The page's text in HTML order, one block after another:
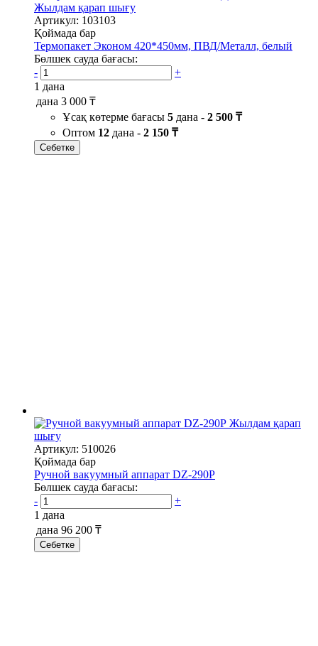
Жылдам қарап шығу
Артикул: 103103
Қоймада бар
Термопакет Эконом 420*450мм, ПВД/Металл, белый
Бөлшек сауда бағасы:
-
+
1 дана
дана 3 000 ₸
Ұсақ көтерме бағасы 5 дана - 2 500 ₸
Оптом 12 дана - 2 150 ₸
Себетке
Жылдам қарап
шығу
Артикул: 510026
Қоймада бар
Ручной вакуумный аппарат DZ-290P
Бөлшек сауда бағасы:
-
+
1 дана
дана 96 200 ₸
Себетке